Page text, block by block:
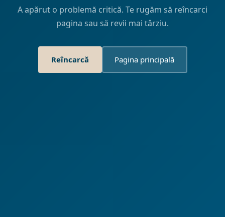
A apărut o problemă critică. Te rugăm să reîncarci
pagina sau să revii mai târziu.
Reîncarcă Pagina principală